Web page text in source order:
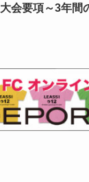
大会要項～3年間